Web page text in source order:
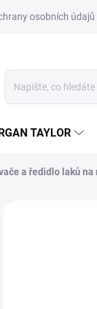
osobních údajů
TAYLOR
a ředidlo laků na